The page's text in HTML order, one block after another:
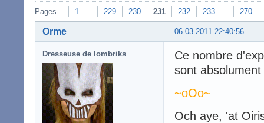
Pages 1 229 230 231 232 233 270
06.03.2011 22:40:56
Orme
Dresseuse de lombriks
Ce nombre
sont
~oOo~
Och aye, 'at